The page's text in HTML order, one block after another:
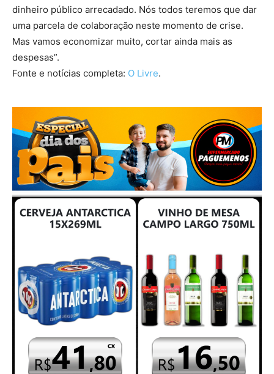
dinheiro público arrecadado. Nós todos teremos que dar
uma parcela de colaboração neste momento de crise.
Mas vamos economizar muito, cortar ainda mais as
despesas”.
Fonte e notícias completa: O Livre.